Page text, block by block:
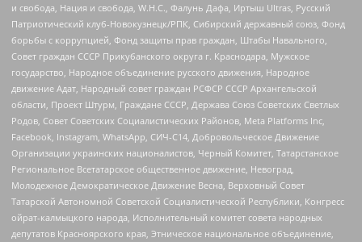
и свобода, Нация и свобода, W.H.С., Фалунь Дафа, Иртыш Ultras, Русский
Патриотический клуб-Новокузнецк/РПК, Сибирский державный союз, Фонд
борьбы с коррупцией, Фонд защиты прав граждан, Штабы Навального,
Совет граждан СССР Прикубанского округа г. Краснодара, Мужское
государство, Народное объединение русского движения, Народное
движение Адат, Народный совет граждан РСФСР СССР Архангельской
области, Проект Штурм, Граждане СССР, Держава Союз Советских Светлых
Родов, Совет Советских Социалистических Районов, Meta Platforms Inc,
Facebook, Instagram, WhatsApp, СИЧ-С14, Добровольческое Движение
Организации украинских националистов, Черный Комитет, Татарстанское
Региональное Всетатарское общественное движение, Невоград,
Молодежное Демократическое Движение Весна, Верховный Совет
Татарской Автономной Советской Социалистической Республики, Конгресс
ойрат-калмыцкого народа, Исполнительный комитет совета народных
депутатов Красноярского края, Этническое национальное объединение,